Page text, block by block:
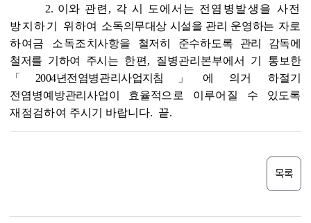
2. 이 와 관련, 각 시 도에서는 전염병발생을 사전
방지하기 위 하여 소독의 무대상 시설을 관리 운영하는 자로
하여금 소독조치사항을 철저히 준수하도록 관리 감독에
철저를 기하여 주시는 한편, 질병관리본부에서 기 통보한
「 2004년전염병관리사업지침 」에 의 거 하절기
전염병예방관리사업이 효율적으로 이루어질 수 있도록
재점검하여 주시기 바랍니다. 끝.
목록